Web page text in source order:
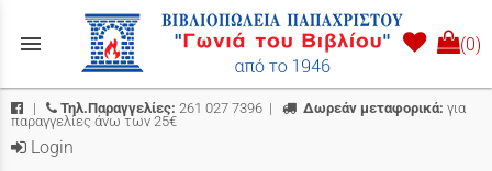
menu (0)
| Τηλ.Παραγγελίες: 261 027 7396 | Δωρεάν μεταφορικά: για
παραγγελίες άνω των 25€
Login